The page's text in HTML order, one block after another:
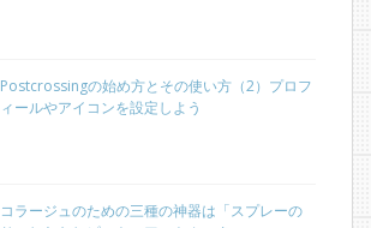
Postcrossingの始め方とその使い方（2）プロフ
ィールやアイコンを設定しよう
コラージュのための三種の神器は「スプレーの